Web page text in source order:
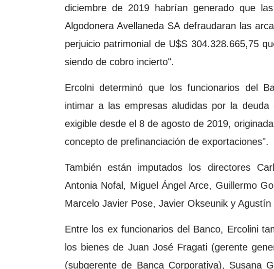
diciembre de 2019 habrían generado que
Algodonera Avellaneda SA defraudaran las
perjuicio patrimonial de U$S 304.328.665,75
siendo de cobro incierto".
Ercolni determinó que los funcionarios del
intimar a las empresas aludidas por la
exigible desde el 8 de agosto de 2019,
concepto de prefinanciación de exportaciones".
También están imputados los directores
Antonia Nofal, Miguel Ángel Arce, Guillermo
Marcelo Javier Pose, Javier Okseunik y Agustín
Entre los ex funcionarios del Banco, Ercolini
los bienes de Juan José Fragati (gerente
(subgerente de Banca Corporativa), Susana